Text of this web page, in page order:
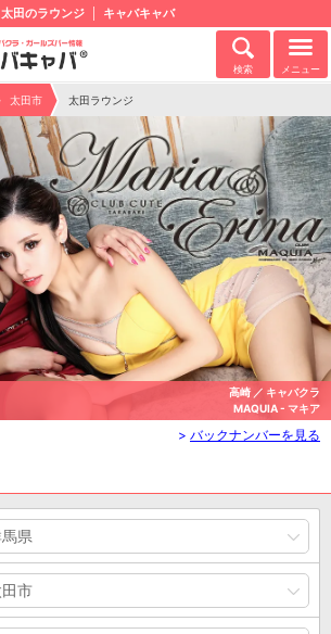
太田のラウンジ キャバキャバ
検索 メニュー
太田市 太田ラウンジ
高崎 ／ キャバクラ
MAQUIA - マキア
> バックナンバーを見る